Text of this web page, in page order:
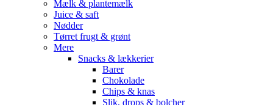
Mælk & plantemælk
Juice & saft
Nødder
Tørret frugt & grønt
Mere
Snacks & lækkerier
Barer
Chokolade
Chips & knas
Slik, drops & bolcher